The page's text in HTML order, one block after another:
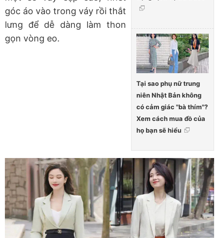
Tại sao phụ nữ trung
niên Nhật Bản không
có cảm giác "bà thím"?
Xem cách mua đồ của
họ bạn sẽ hiểu
góc áo vào trong váy rồi thắt
lưng để dễ dàng làm thon
gọn vòng eo.